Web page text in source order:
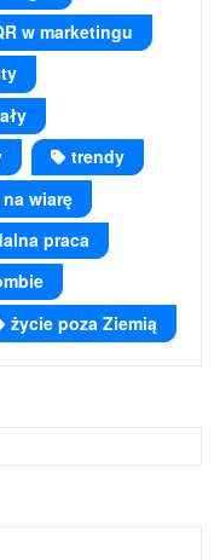
w marketingu
trendy
wiarę
praca
życie poza Ziemią